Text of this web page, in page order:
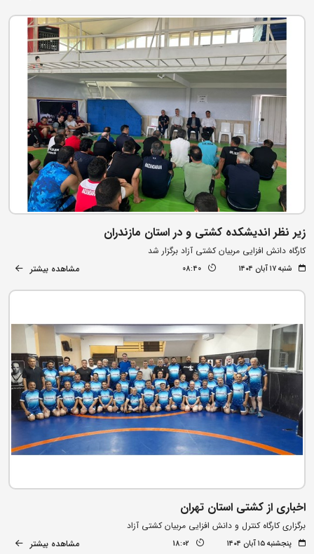
زیر نظر اندیشکده کشتی و در استان مازندران
کارگاه دانش افزایی مربیان کشتی آزاد برگزار شد
شنبه ۱۷ آبان ۱۴۰۴ 08:40 مشاهده بیشتر
اخباری از کشتی استان تهران
برگزاری کارگاه کنترل و دانش افزایی مربیان کشتی آزاد
پنجشنبه ۱۵ آبان ۱۴۰۴ 18:02 مشاهده بیشتر